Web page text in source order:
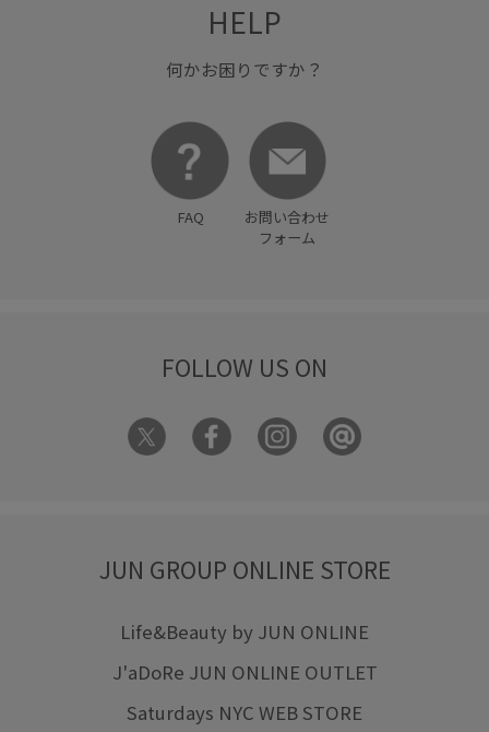
HELP
何かお困りですか？
FAQ
お問い合わせ
フォーム
FOLLOW US ON
JUN GROUP ONLINE STORE
Life&Beauty by JUN ONLINE
J'aDoRe JUN ONLINE OUTLET
Saturdays NYC WEB STORE